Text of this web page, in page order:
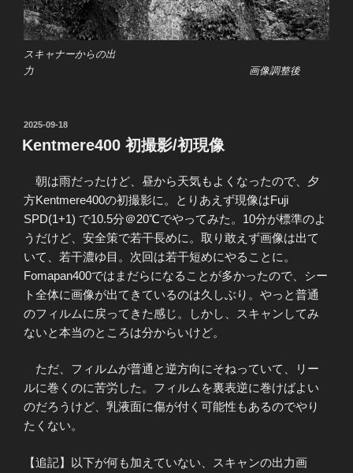
スキャナーからの出
力 画像調整後
投
稿
日:
2025-09-18
Kentmere400 初撮影/初現像
朝は雨だったけど、昼から天気もよくなったので、夕
方Kentmere400の初撮影に。とりあえず現像はFuji
SPD(1+1) で10.5分＠20℃でやってみた。10分が標準のよ
うだけど、安全策で若干長めに。取り敢えず画像は出て
いて、若干濃ゆ目。次回は若干短めにやることに。
Fomapan400ではまだらになることが多かったので、シー
ト全体に画像が出てきているのは久しぶり。やっと普通
のフィルムに戻ってきた感じ。しかし、スキャンしてみ
ないと本当のところは分からいけど。
ただ、フィルムが普通と逆方向にそねっていて、リー
ルに巻くのに苦労した。フィルムを裏表逆に巻けばよい
のだろうけど、乳液面に傷が付く可能性もあるのでやり
たくない。
【追記】以下が何も加えていない、スキャンの出力画